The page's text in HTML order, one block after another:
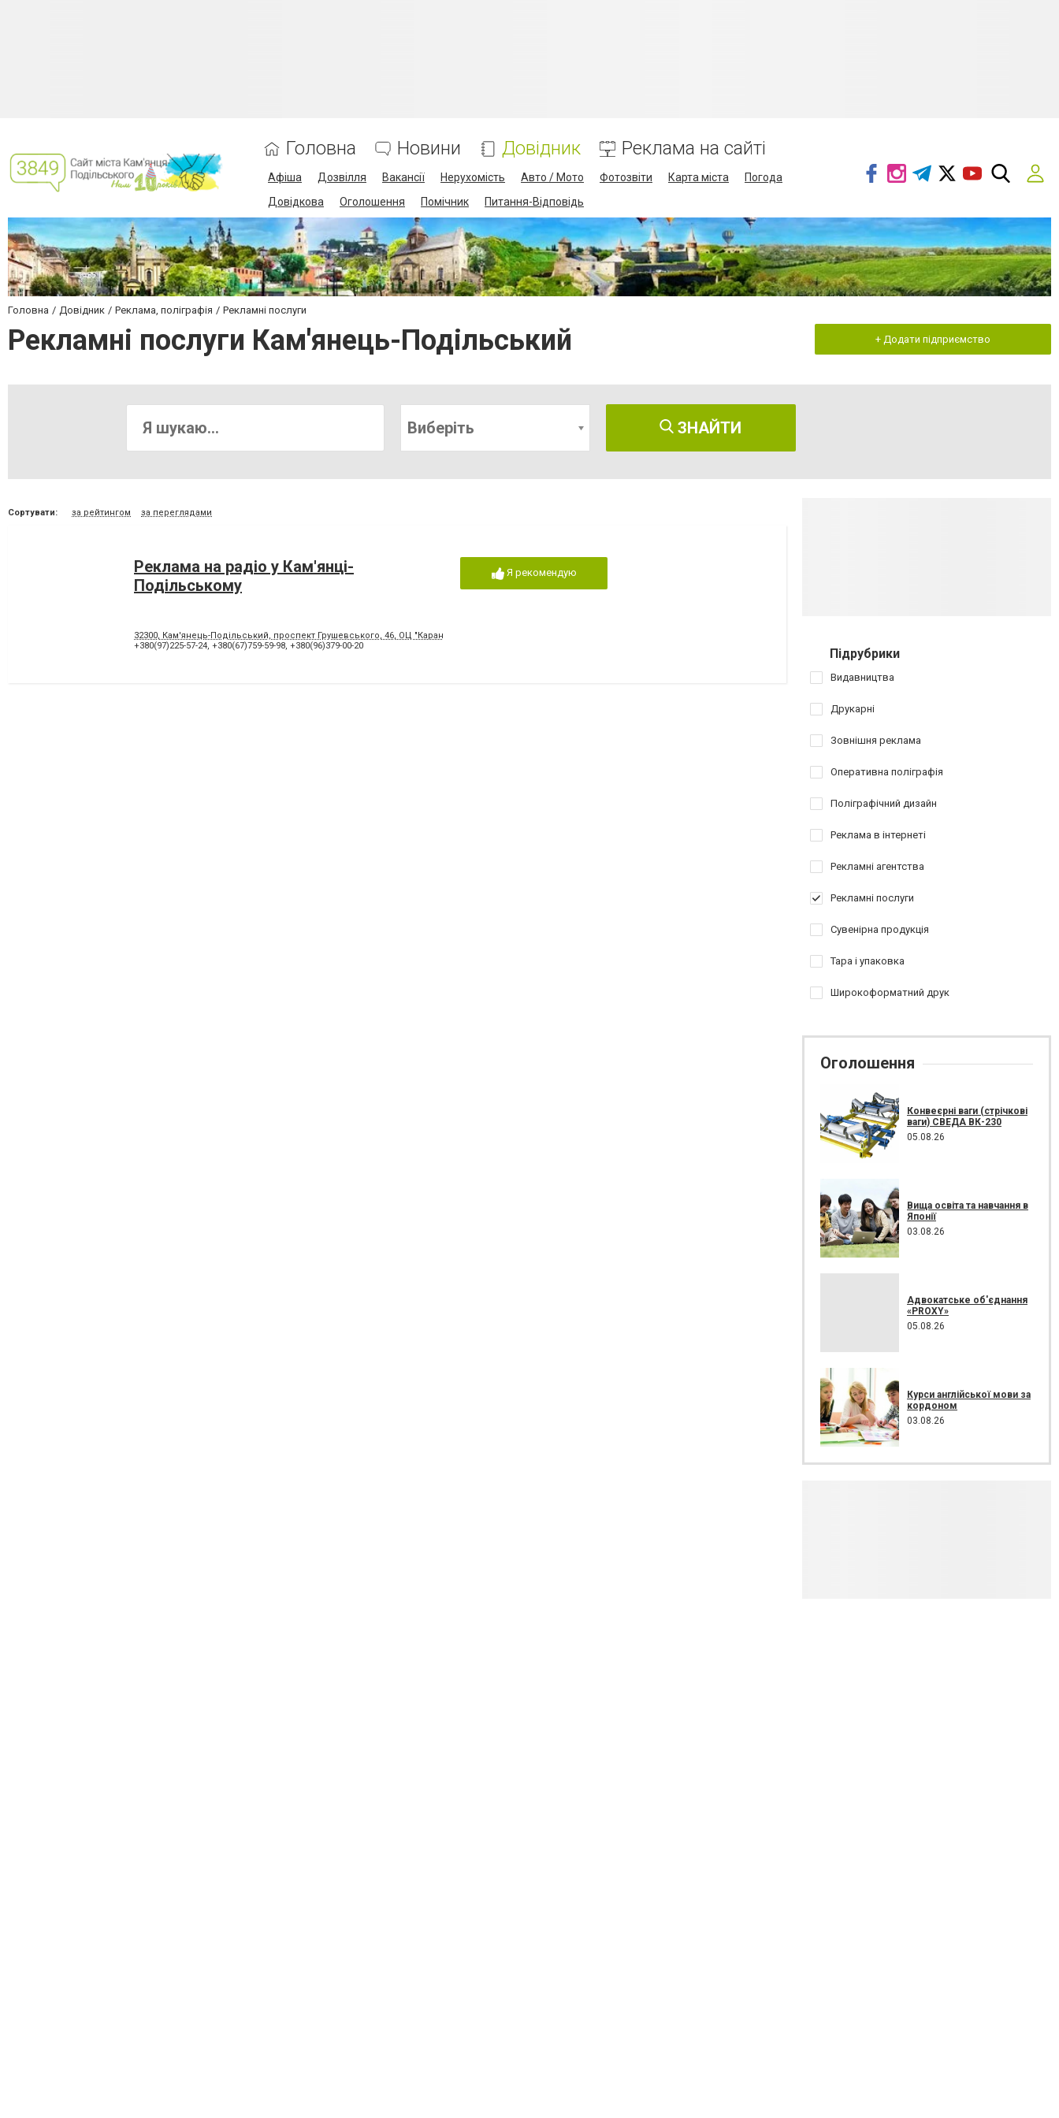
Головна Новини Довідник Реклама на сайті
Афіша Дозвілля Вакансії Нерухомість Авто / Мото Фотозвіти Карта міста
Погода
Довідкова
Оголошення Помічник Питання-Відповідь
Головна Довідник Реклама, поліграфія Рекламні послуги
Рекламні послуги Кам'янець-Подільський + Додати підприємство
Виберіть ЗНАЙТИ
Сортувати: за рейтингом за переглядами
Реклама на радіо у Кам'янці-
Подільському
32300, Кам'янець-Подільський, проспект Грушевського, 46, ОЦ "Карандаш", 11 поверх
+380(97)225-57-24, +380(67)759-59-98, +380(96)379-00-20
Я рекомендую
Підрубрики
Видавництва
Друкарні
Зовнішня реклама
Оперативна поліграфія
Поліграфічний дизайн
Реклама в інтернеті
Рекламні агентства
Рекламні послуги
Сувенірна продукція
Тара і упаковка
Широкоформатний друк
Оголошення
Конвеєрні ваги (стрічкові
ваги) СВЕДА ВК-230
05.08.26
Вища освіта та навчання в
Японії
03.08.26
Адвокатське об'єднання
«PROXY»
05.08.26
Курси англійської мови за
кордоном
03.08.26